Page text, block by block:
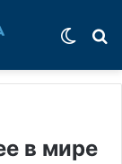
в мире